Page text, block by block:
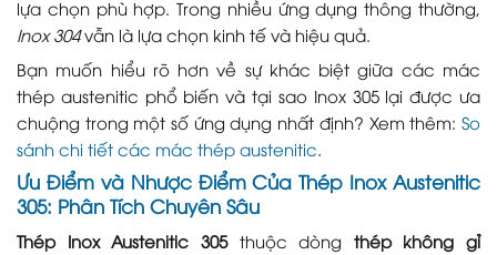
lựa chọn phù hợp. Trong nhiều ứng dụng thông thường,
Inox 304vẫn là lựa chọn kinh tế và hiệu quả.
Bạn muốn hiểu rõ hơn về sự khác biệt giữa các mác
thép austenitic phổ biến và tại sao Inox 305 lại được ưa
chuộng trong một số ứng dụng nhất định? Xem thêm: So
sánh chi tiết các mác thép austenitic
Ưu Điểm và Nhược Điểm Của Thép Inox Austenitic
305: Phân Tích Chuyên Sâu
Thép Inox Austenitic 305 thuộc dòng thép không gỉ